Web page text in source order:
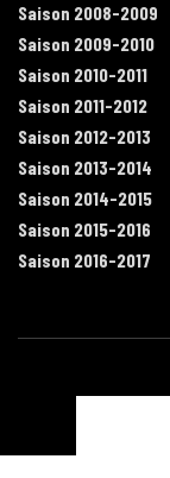
Saison 2008-2009
Saison 2009-2010
Saison 2010-2011
Saison 2011-2012
Saison 2012-2013
Saison 2013-2014
Saison 2014-2015
Saison 2015-2016
Saison 2016-2017